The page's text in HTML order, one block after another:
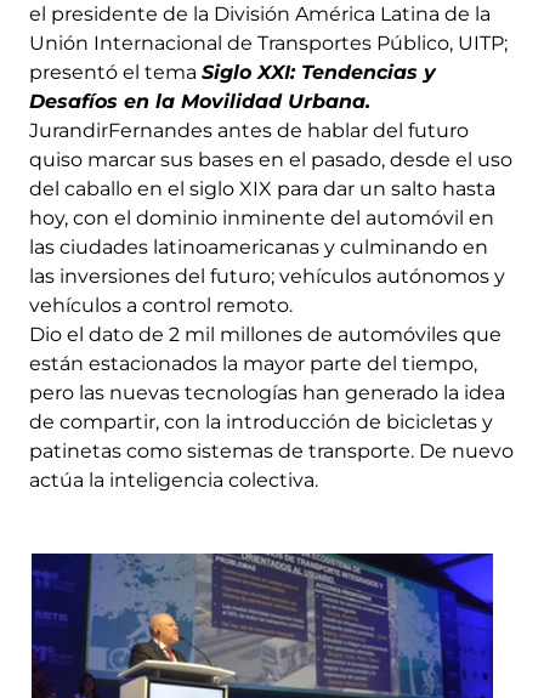
el presidente de la División América Latina de la
Unión Internacional de Transportes Público, UITP;
presentó el tema Siglo XXI: Tendencias y
Desafíos en la Movilidad Urbana.
JurandirFernandes antes de hablar del futuro
quiso marcar sus bases en el pasado, desde el uso
del caballo en el siglo XIX para dar un salto hasta
hoy, con el dominio inminente del automóvil en
las ciudades latinoamericanas y culminando en
las inversiones del futuro; vehículos autónomos y
vehículos a control remoto.
Dio el dato de 2 mil millones de automóviles que
están estacionados la mayor parte del tiempo,
pero las nuevas tecnologías han generado la idea
de compartir, con la introducción de bicicletas y
patinetas como sistemas de transporte. De nuevo
actúa la inteligencia colectiva.